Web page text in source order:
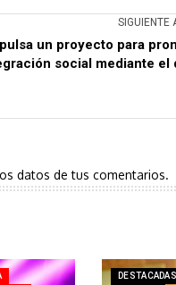
SIGUIENTE
un proyecto para
social mediante el
datos de tus comentarios.
DESTACADAS